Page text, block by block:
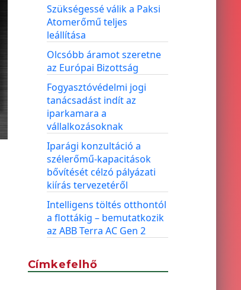
Szükségessé válik a Paksi
Atomerőmű teljes
leállítása
Olcsóbb áramot szeretne
az Európai Bizottság
Fogyasztóvédelmi jogi
tanácsadást indít az
iparkamara a
vállalkozásoknak
Iparági konzultáció a
szélerőmű-kapacitások
bővítését célzó pályázati
kiírás tervezetéről
Intelligens töltés otthontól
a flottákig – bemutatkozik
az ABB Terra AC Gen 2
Címkefelhő